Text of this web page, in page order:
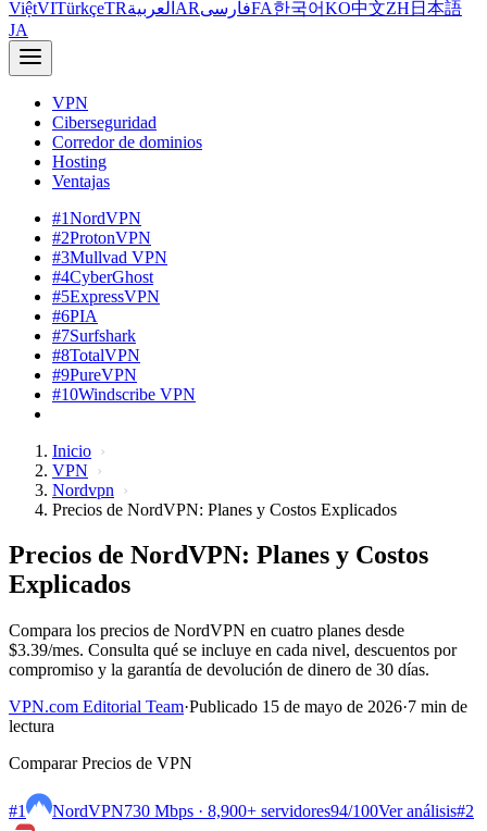
ViệtVITürkçeTRالعربية ARفارسیFA한국어KO中文ZH 日本語
JA
VPN
Ciberseguridad
Corredor de dominios
Hosting
Ventajas
#1NordVPN
#2ProtonVPN
#3Mullvad VPN
#4CyberGhost
#5ExpressVPN
#6PIA
#7Surfshark
#8TotalVPN
#9PureVPN
#10Windscribe VPN
Inicio
VPN
Nordvpn
Precios de NordVPN: Planes y Costos Explicados
Precios de NordVPN: Planes y Costos
Explicados
Compara los precios de NordVPN en cuatro planes desde
$3.39/mes. Consulta qué se incluye en cada nivel, descuentos por
compromiso y la garantía de devolución de dinero de 30 días.
VPN.com Editorial Team·Publicado 15 de mayo de 2026·7 min de
lectura
Comparar Precios de VPN
#1 NordVPN730 Mbps · 8,900+ servidores94/100Ver análisis#2